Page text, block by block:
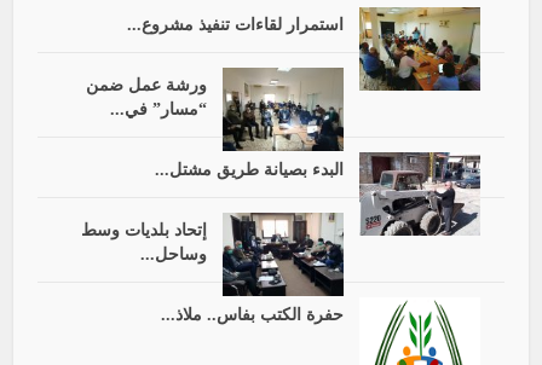
استمرار لقاءات تنفيذ مشروع...
ورشة عمل ضمن
“مسار” في...
البدء بصيانة طريق مشتل...
إتحاد بلديات وسط
وساحل...
حفرة الكتب بفاس.. ملاذ...